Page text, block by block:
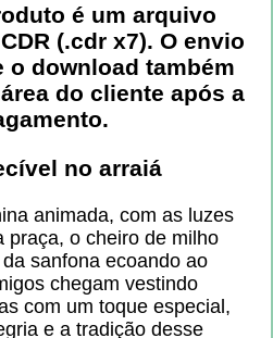
é um arquivo
(.cdr x7). O envio
o download também
do cliente após a
no arraiá
animada, com as luzes
praça, o cheiro de milho
sanfona ecoando ao
chegam vestindo
com um toque especial,
e a tradição desse